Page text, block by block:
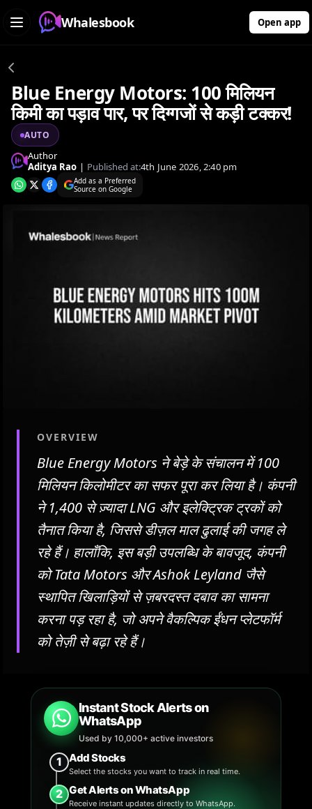
Whalesbook Open app
Blue Energy Motors: 100 मिलियन
किमी का पड़ाव पार, पर दिग्गजों से कड़ी टक्कर!
AUTO
Author
Aditya Rao | Published at:4th June 2026, 2:40 pm
Add as a Preferred
Source on Google
OVERVIEW
Blue Energy Motors ने बेड़े के संचालन में 100
मिलियन किलोमीटर का सफर पूरा कर लिया है। कंपनी
ने 1,400 से ज़्यादा LNG और इलेक्ट्रिक ट्रकों को
तैनात किया है, जिससे डीज़ल माल ढुलाई की जगह ले
रहे हैं। हालाँकि, इस बड़ी उपलब्धि के बावजूद, कंपनी
को Tata Motors और Ashok Leyland जैसे
स्थापित खिलाड़ियों से ज़बरदस्त दबाव का सामना
करना पड़ रहा है, जो अपने वैकल्पिक ईंधन प्लेटफॉर्म
को तेज़ी से बढ़ा रहे हैं।
Instant Stock Alerts on
WhatsApp
Used by 10,000+ active investors
1 Add Stocks
Select the stocks you want to track in real time.
2 Get Alerts on WhatsApp
Receive instant updates directly to WhatsApp.